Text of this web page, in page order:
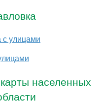
с улицами
населенных